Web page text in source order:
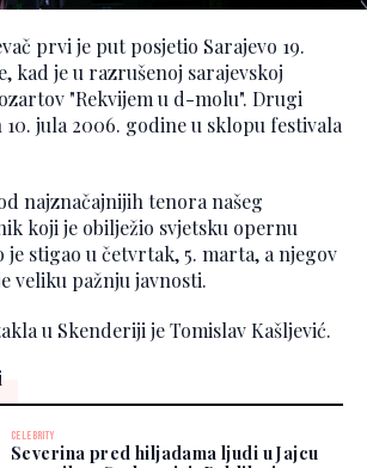
prvi je put posjetio Sarajevo 19.
kad je u razrušenoj sarajevskoj
"Rekvijem u d-molu". Drugi
jula 2006. godine u sklopu festivala
najznačajnijih tenora našeg
koji je obilježio svjetsku opernu
je stigao u četvrtak, 5. marta, a njegov
veliku pažnju javnosti.
u Skenderiji je Tomislav Kašljević.
CELEBRITY
Severina pred hiljadama ljudi u Jajcu